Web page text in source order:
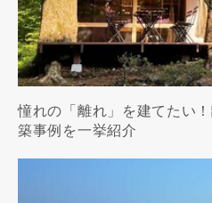
憧れの「離れ」を建てたい
築事例を一挙紹介